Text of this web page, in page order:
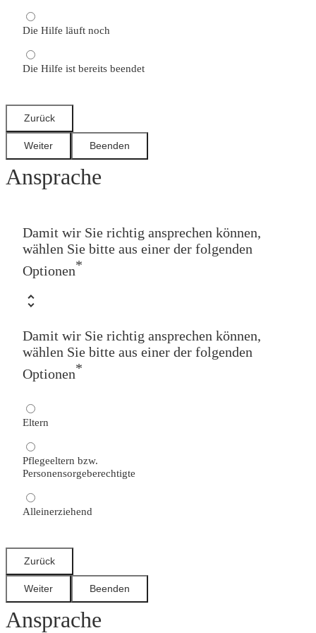
Die Hilfe läuft noch
Die Hilfe ist bereits beendet
Ansprache
Damit wir Sie richtig ansprechen können,
wählen Sie bitte aus einer der folgenden
Optionen*
Damit wir Sie richtig ansprechen können,
wählen Sie bitte aus einer der folgenden
Optionen*
Eltern
Pflegeeltern bzw.
Personensorgeberechtigte
Alleinerziehend
Ansprache